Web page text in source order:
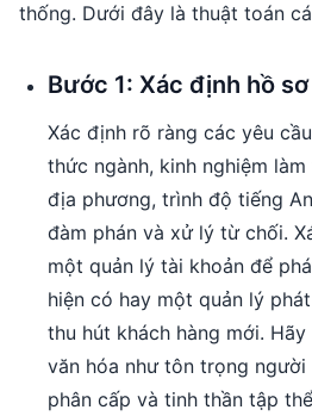
thống. Dưới đây là thuật toán
Bước 1: Xác định hồ
Xác định rõ ràng các yêu
thức ngành, kinh nghiệm
địa phương, trình độ tiếng
đàm phán và xử lý từ chối.
một quản lý tài khoản để
hiện có hay một quản lý
thu hút khách hàng mới.
văn hóa như tôn trọng
phân cấp và tinh thần tập